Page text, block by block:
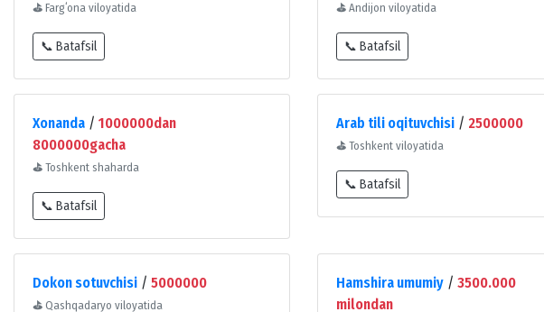
⛳ Fargʻona viloyatida
📞 Batafsil
⛳ Andijon viloyatida
📞 Batafsil
Xonanda / 1000000dan
8000000gacha
⛳ Toshkent shaharda
📞 Batafsil
Arab tili oqituvchisi / 2500000
⛳ Toshkent viloyatida
📞 Batafsil
Dokon sotuvchisi / 5000000
⛳ Qashqadaryo viloyatida
Hamshira umumiy / 3500.000
milondan